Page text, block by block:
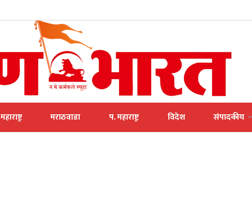
महाराष्ट्र मराठवाडा प. महाराष्ट्र विदेश संपादकीय